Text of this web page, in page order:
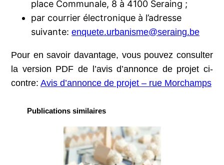
place Communale, 8 à 4100 Seraing ;
par courrier électronique à l’adresse
suivante: enquete.urbanisme@seraing.be
Pour en savoir davantage, vous pouvez consulter
la version PDF de l’avis d’annonce de projet ci-
contre: Avis d’annonce de projet – rue Morchamps
Publications similaires